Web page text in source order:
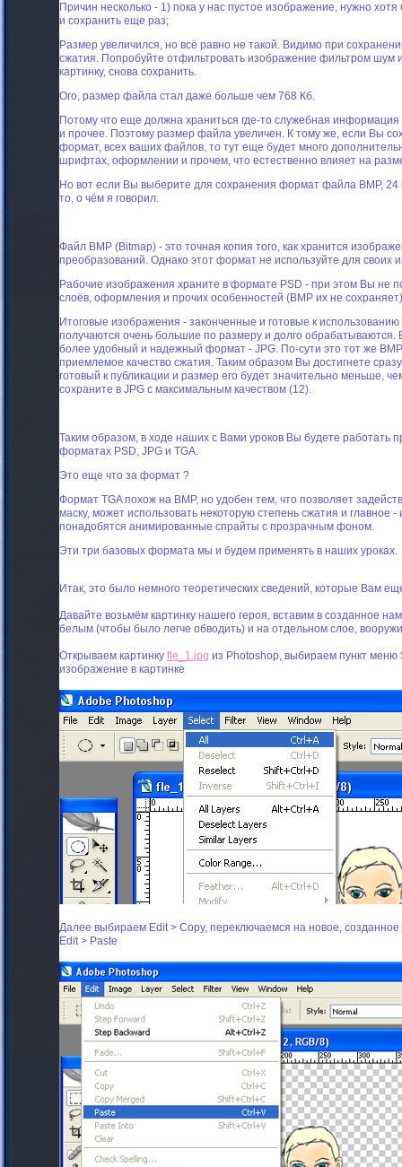
Причин несколько - 1) пока у нас пустое изображение, нужно
и сохранить еще раз;
Размер увеличился, но всё равно не такой. Видимо при
сжатия. Попробуйте отфильтровать изображение фильтром шум
картинку, снова сохранить.
Ого, размер файла стал даже больше чем 768 Кб.
Потому что еще должна храниться где-то служебная
и прочее. Поэтому размер файла увеличен. К тому же, если Вы
формат, всех ваших файлов, то тут еще будет много
шрифтах, оформлении и прочем, что естественно влияет на
Но вот если Вы выберите для сохранения формат файла BMP, 24
то, о чём я говорил.
Файл BMP (Bitmap) - это точная копия того, как хранится
преобразований. Однако этот формат не используйте для своих
Рабочие изображения храните в формате PSD - при этом Вы не
слоёв, оформления и прочих особенностей (BMP их не
Итоговые изображения - законченные и готовые к
получаются очень большие по размеру и долго обрабатываются.
более удобный и надежный формат - JPG. По-сути это тот же
приемлемое качество сжатия. Таким образом Вы достигнете
готовый к публикации и размер его будет значительно меньше,
сохраните в JPG с максимальным качеством (12).
Таким образом, в ходе наших с Вами уроков Вы будете работать
форматах PSD, JPG и TGA.
Это еще что за формат ?
Формат TGA похож на BMP, но удобен тем, что позволяет
маску, может использовать некоторую степень сжатия и главное
понадобятся анимированные спрайты с прозрачным фоном.
Эти три базовых формата мы и будем применять в наших уроках.
Итак, это было немного теоретических сведений, которые Вам
Давайте возьмём картинку нашего героя, вставим в созданное
белым (чтобы было легче обводить) и на отдельном слое,
Открываем картинку fle_1.jpg из Photoshop, выбираем пункт меню
изображение в картинке
Далее выбираем Edit > Copy, переключаемся на новое,
Edit > Paste